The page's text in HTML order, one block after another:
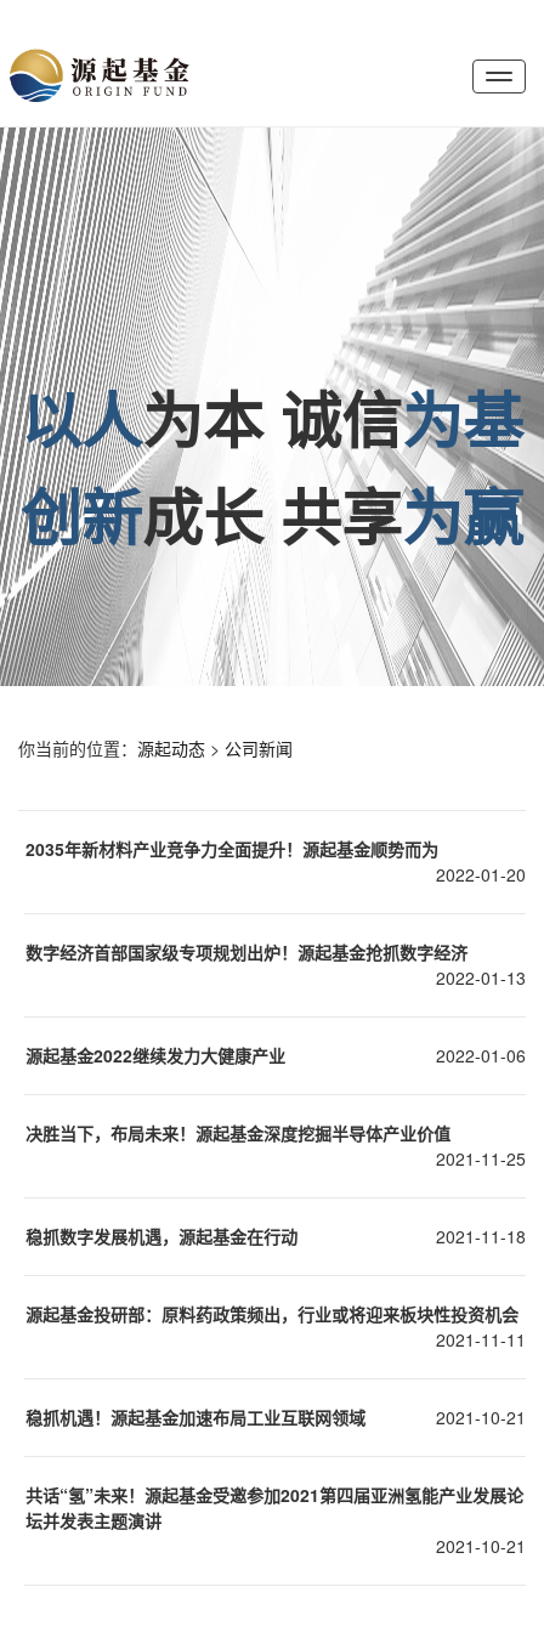
T
g
l
e
以人为本 诚信为基
创新成长 共享为赢
你当前的位置： 源起动态 > 公司新闻
2035年新材料产业竞争力全面提升！源起基金顺势而为
2022-01-20
数字经济首部国家级专项规划出炉！源起基金抢抓数字经济
2022-01-13
源起基金2022继续发力大健康产业 2022-01-06
决胜当下，布局未来！源起基金深度挖掘半导体产业价值
2021-11-25
稳抓数字发展机遇，源起基金在行动 2021-11-18
源起基金投研部：原料药政策频出，行业或将迎来板块性投资机会
2021-11-11
稳抓机遇！源起基金加速布局工业互联网领域 2021-10-21
共话“氢”未来！源起基金受邀参加2021第四届亚洲氢能产业发展论
坛并发表主题演讲
2021-10-21